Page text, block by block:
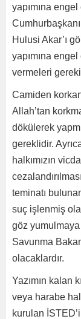
yapımına
Hulusi Akar’ı
yapımına
vermeleri
Camiden
Allah’tan
dökülerek
gereklidir.
halkımızın
teminatı
suç işlenmiş
göz
Savunma
olacaklardır.
Yazımın kalan
veya harabe
kurulan